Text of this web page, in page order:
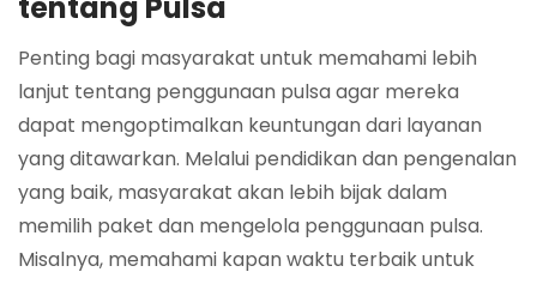
Penting bagi masyarakat untuk memahami lebih
lanjut tentang penggunaan pulsa agar mereka
dapat mengoptimalkan keuntungan dari layanan
yang ditawarkan. Melalui pendidikan dan pengenalan
yang baik, masyarakat akan lebih bijak dalam
memilih paket dan mengelola penggunaan pulsa.
Misalnya, memahami kapan waktu terbaik untuk